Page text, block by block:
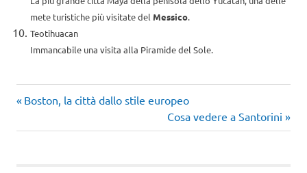
mete turistiche più visitate del Messico.
Teotihuacan
Immancabile una visita alla Piramide del Sole.
Navigazione
articoli
Articolo
Boston, la città dallo stile europeo
Articolo
successivo:
Cosa vedere a Santorini